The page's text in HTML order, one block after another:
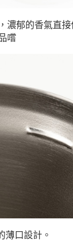
先徵得法定代理人或監
未經同意申辦者引起之
後付」時，將依據個別帳
度；若仍有額度不足之
帳號或使用他人資訊註冊
將有權停止該用戶之使用
濃郁的香氣直
嚐
薄口設計。